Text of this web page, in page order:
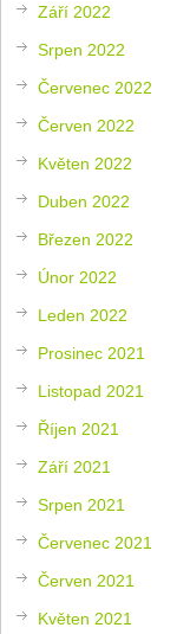
Září 2022
Srpen 2022
Červenec 2022
Červen 2022
Květen 2022
Duben 2022
Březen 2022
Únor 2022
Leden 2022
Prosinec 2021
Listopad 2021
Říjen 2021
Září 2021
Srpen 2021
Červenec 2021
Červen 2021
Květen 2021